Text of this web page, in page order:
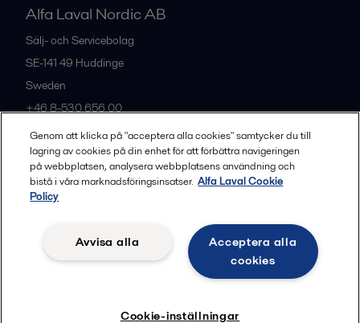
Alfa Laval Nordic AB
Sälj- och Servicebolag
SE-141 49 Huddinge
Sweden
+46 8-530 656 00
Alla kontor och partners
© 2015-2026, ALFA LAVAL
Legal terms and conditions
Community guidelines
Genom att klicka på "acceptera alla cookies" samtycker du till
lagring av cookies på din enhet för att förbättra navigeringen
på webbplatsen, analysera webbplatsens användning och
bistå i våra marknadsföringsinsatser. Alfa Laval Cookie
Policy
Acceptera alla
cookies
Avvisa alla
Cookie-inställningar